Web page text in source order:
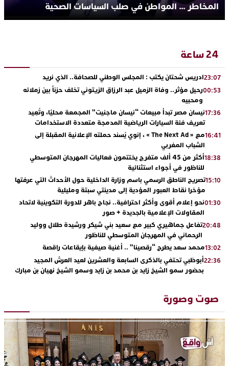
المخاطر … المواطن في صلب السياسات الصحية
24 ساعة
23:07ادريس شحتان يكتب : المجلس الوطني للصحافة.. الذي نريد
00:53رحيل مؤثر.. وفاة الزميل عبد الرزاق الزيتوني تخلف حزناً بين زملائه
ومحبيه
17:36نيسان مصر تبدأ مبيعات “نيسان ماجنيت” المجمعة محليًا، وتُعِيد
تعريف فئة السيارات الرياضية المدمجة متعددة الاستخدامات
16:41
مع « The Next Ad » ، إنوي يُسند حملته الإعلانية المقبلة إلى
الشباب المغربي
18:38
أكثر من 45 ألف متفرج يختتمون فعاليات المهرجان المتوسطي
للناظور في أجواء استثنائية
15:10تصريح الناطق الرسمي باسم وزارة الداخلية حول الأحداث التي عرفتها
مؤخرا نقاط العبور المؤدية إلى مدينتي سبتة ومليلية
01:30نحو إعلام أقوى وأكثر احترافية.. نجاح باهر للدورة التكوينية لاتحاد
المقاولات الإعلامية بالجديدة + صور
20:48تفاعل جماهيري كبير مع سعيد بني شيكر ورشيدة طلال ووليد
الرحماني في المهرجان المتوسطي للناظور
13:02محمد سعد يطرح “رقصينا” .. أغنية صيفية بإيقاعات راقصة
22:36أبوظبي تحتفي بالذكرى السابعة والعشرين لعيد العرش المجيد
بحضور سمو الشيخ زايد بن محمد بن زايد وسمو الشيخ نهيان بن مبارك
“كوفرة فالغيس”
19:11يقظة أمنية تنهي كابوس الفتاة القاصر: كواليس مثيرة لعملية تحرير
17:27 اتحاد المقاولات الإعلامية يقود قاطرة التكوين بالجديدة ويستضيف
الإعلامي سعيد بلفقير في دورة استثنائية
23:18ترسيخا لثقافة ترشيد الموارد المائية.. اختتام فعاليات النسخة الثانية
من “القرية الذكية للماء” بمركز الاصطياف ببوزنيقة
صوت وصورة